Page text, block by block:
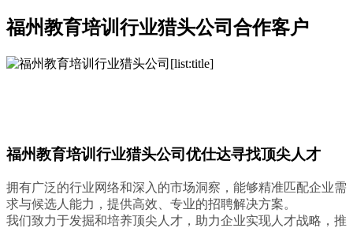
福州教育培训行业猎头公司合作客户
福州教育培训行业猎头公司优仕达寻找顶尖人才
拥有广泛的行业网络和深入的市场洞察，能够精准匹配企业需
求与候选人能力，提供高效、专业的招聘解决方案。
我们致力于发掘和培养顶尖人才，助力企业实现人才战略，推